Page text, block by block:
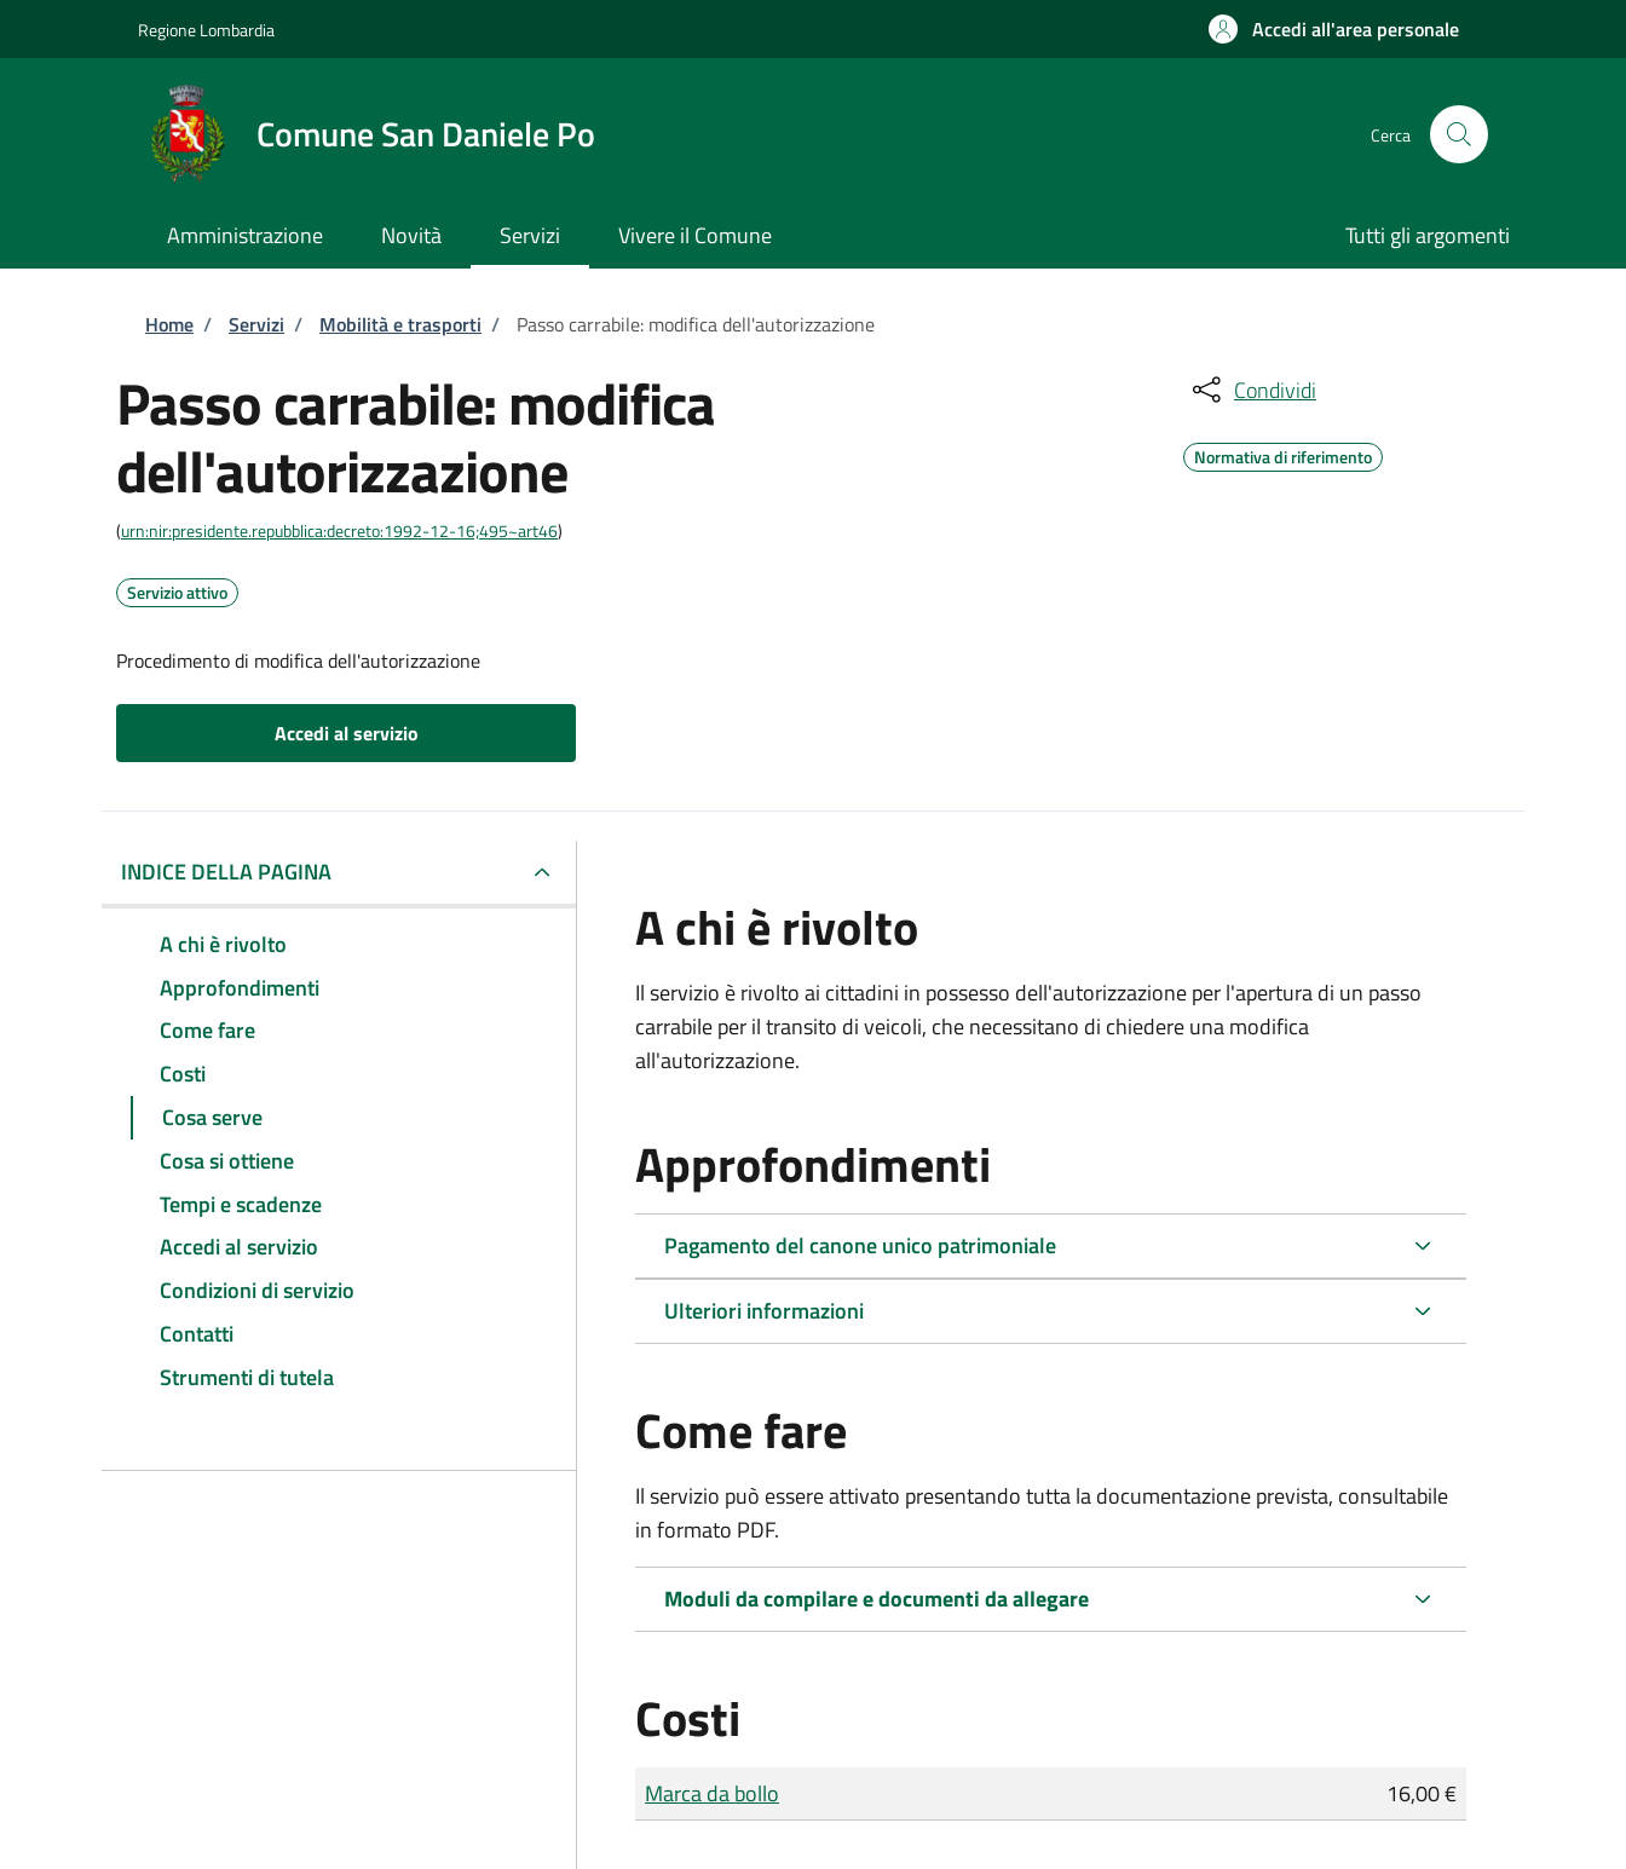
Regione Lombardia Accedi all'area personale
Comune San Daniele Po Cerca
Amministrazione Novità Servizi Vivere il Comune Tutti gli argomenti
Briciole di pane
Home / Servizi / Mobilità e trasporti / Passo carrabile: modifica dell'autorizzazione
Passo carrabile: modifica
dell'autorizzazione
(urn:nir:presidente.repubblica:decreto:1992-12-16;495~art46)
Servizio attivo
Procedimento di modifica dell'autorizzazione
Accedi al servizio
Condividi
Normativa di riferimento
INDICE DELLA PAGINA
A chi è rivolto
Approfondimenti
Come fare
Costi
Cosa serve
Cosa si ottiene
Tempi e scadenze
Accedi al servizio
Condizioni di servizio
Contatti
Strumenti di tutela
A chi è rivolto
Il servizio è rivolto ai cittadini in possesso dell'autorizzazione per l'apertura di un passo
carrabile per il transito di veicoli, che necessitano di chiedere una modifica
all'autorizzazione.
Approfondimenti
Pagamento del canone unico patrimoniale
Ulteriori informazioni
Come fare
Il servizio può essere attivato presentando tutta la documentazione prevista, consultabile
in formato PDF.
Moduli da compilare e documenti da allegare
Costi
Tipo di pagamento
Importo
Marca da bollo 16,00 €